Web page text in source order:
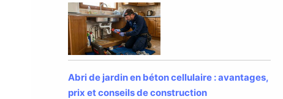
Abri de jardin en béton cellulaire : avantages,
prix et conseils de construction